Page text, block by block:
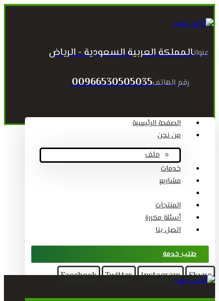
عنوانالمملكة العربية السعودية - الرياض
رقم الهاتف00966530505035
الصفحة الرئيسية
من نحن
ملف
خدمات
مشاريع
المنتجات
أسئلة مكررة
اتصل بنا
طلب خدمة
Facebook Twitter Instagram Skype